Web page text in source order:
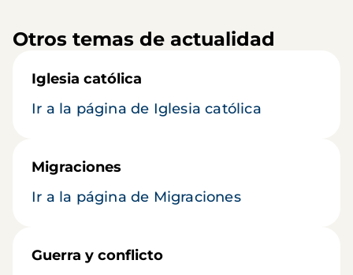
Otros temas de actualidad
Iglesia católica
Ir a la página de Iglesia católica
Migraciones
Ir a la página de Migraciones
Guerra y conflicto